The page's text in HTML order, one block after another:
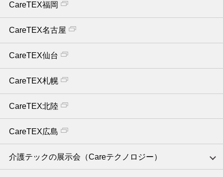
CareTEX福岡
CareTEX名古屋
CareTEX仙台
CareTEX札幌
CareTEX北陸
CareTEX広島
介護テックの展示会（Careテクノロジー）